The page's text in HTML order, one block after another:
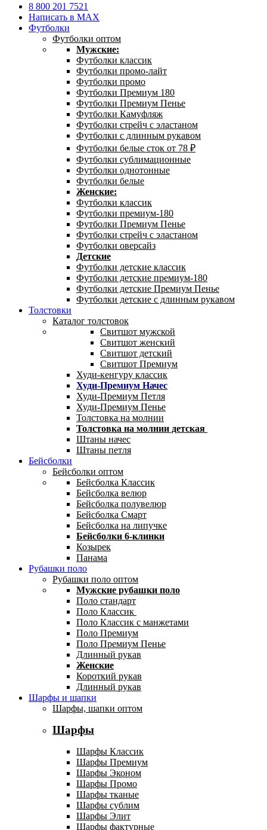
8 800 201 7521
Написать в MAX
Футболки
Футболки оптом
Мужские:
Футболки классик
Футболки промо-лайт
Футболки промо
Футболки Премиум 180
Футболки Премиум Пенье
Футболки Камуфляж
Футболки стрейч с эластаном
Футболки с длинным рукавом
Футболки белые сток от 78 ₽
Футболки сублимационные
Футболки однотонные
Футболки белые
Женские:
Футболки классик
Футболки премиум-180
Футболки Премиум Пенье
Футболки стрейч с эластаном
Футболки оверсайз
Детские
Футболки детские классик
Футболки детские премиум-180
Футболки детские Премиум Пенье
Футболки детские с длинным рукавом
Толстовки
Каталог толстовок
Свитшот мужской
Свитшот женский
Свитшот детский
Свитшот Премиум
Худи-кенгуру классик
Худи-Премиум Начес
Худи-Премиум Петля
Худи-Премиум Пенье
Толстовка на молнии
Толстовка на молнии детская
Штаны начес
Штаны петля
Бейсболки
Бейсболки оптом
Бейсболка Классик
Бейсболка велюр
Бейсболка полувелюр
Бейсболка Смарт
Бейсболка на липучке
Бейсболки 6-клинки
Козырек
Панама
Рубашки поло
Рубашки поло оптом
Мужские рубашки поло
Поло стандарт
Поло Классик
Поло Классик с манжетами
Поло Премиум
Поло Премиум Пенье
Длинный рукав
Женские
Короткий рукав
Длинный рукав
Шарфы и шапки
Шарфы, шапки оптом
Шарфы
Шарфы Классик
Шарфы Премиум
Шарфы Эконом
Шарфы Промо
Шарфы тканые
Шарфы сублим
Шарфы Элит
Шарфы фактурные